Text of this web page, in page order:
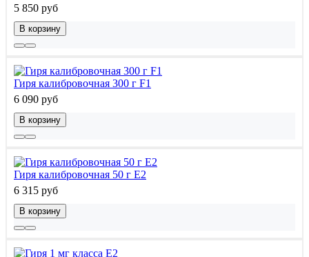
5 850 руб
В корзину
Гиря калибровочная 300 г F1
6 090 руб
В корзину
Гиря калибровочная 50 г E2
6 315 руб
В корзину